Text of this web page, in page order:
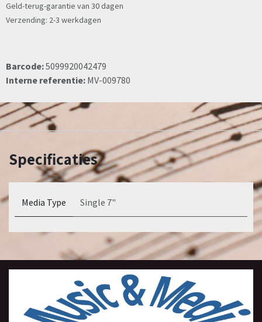
Geld-terug-garantie van 30 dagen
Verzending: 2-3 werkdagen
Barcode:5099920042479
Interne referentie: MV-009780
Specificaties
Media Type Single 7"